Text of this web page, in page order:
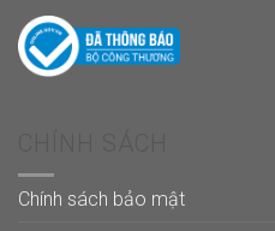
Chính sách bảo mật